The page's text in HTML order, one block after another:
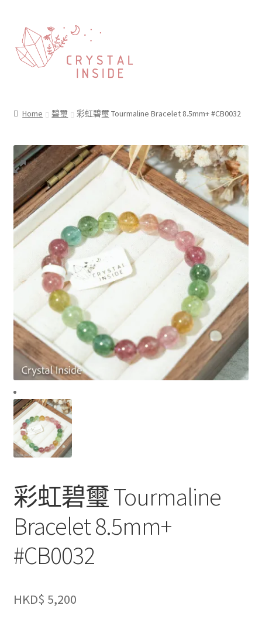
Home 碧璽 彩虹碧璽 Tourmaline Bracelet 8.5mm+ #CB0032
彩虹碧璽 Tourmaline
Bracelet 8.5mm+
#CB0032
HKD$ 5,200